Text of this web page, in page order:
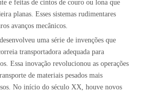
e feitas de cintos de couro ou lona que
planas. Esses sistemas rudimentares
avanços mecânicos.
uma série de invenções que
transportadora adequada para
Essa inovação revolucionou as operações
de materiais pesados ​​mais
No início do século XX, houve novos